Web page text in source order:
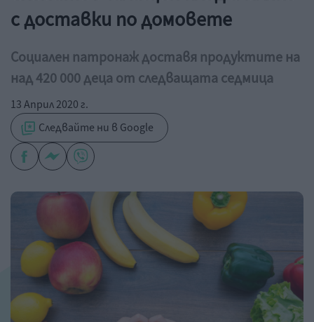
с доставки по домовете
Социален патронаж доставя продуктите на
над 420 000 деца от следващата седмица
13 Април 2020 г.
Следвайте ни в Google